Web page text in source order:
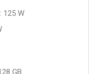
125 W
GB